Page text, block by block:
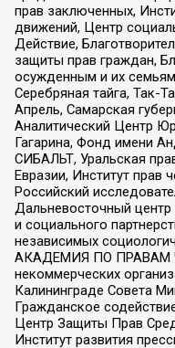
прав заключенных,
движений, Центр
Действие,
защиты прав граждан,
осужденным и их
Серебряная тайга, Так-
Апрель, Самарская
Аналитический Центр
Гагарина, Фонд имени
СИБАЛЬТ, Уральская
Евразии, Институт прав
Российский
Дальневосточный центр
и социального
независимых
АКАДЕМИЯ ПО ПРАВАМ
некоммерческих
Калининграде Совета
Гражданское
Центр Защиты Прав
Институт развития